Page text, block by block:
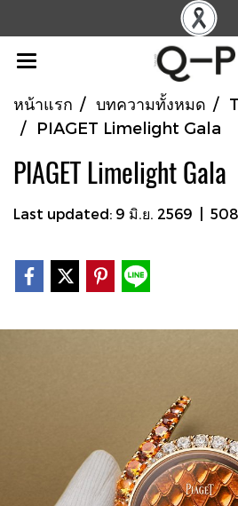
หน้าแรก บทความทั้งหมด
PIAGET Limelight Gala
PIAGET Limelight Gala
Last updated: 9 มิ.ย. 2569